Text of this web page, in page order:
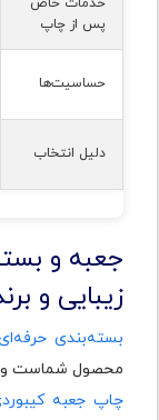
خدمات خاص
پس از چاپ
حساسیت‌ها
دلیل انتخاب
جعبه و
زیبایی و
بسته‌بندی
محصول شماست و
چاپ جعبه